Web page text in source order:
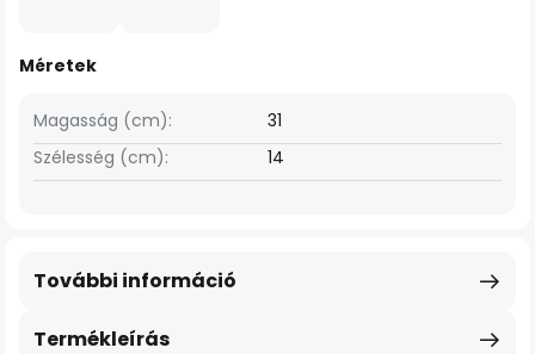
Méretek
Szélesség (cm): 14
Magasság (cm): 31
Termékleírás
További információ